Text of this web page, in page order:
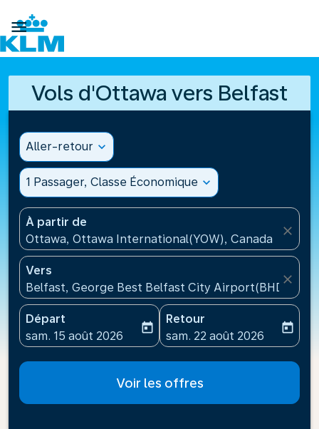

Vols d'Ottawa vers Belfast
Aller-retour expand_more
1 Passager, Classe Économique expand_more
À partir de
Ottawa, Ottawa International(YOW), Canada
close
Vers
Belfast, George Best Belfast City Airport(BHD),
close
Départ
fc-booking-departure-date-aria-label
sam. 15 août 2026
today
Retour
fc-booking-return-date-
sam. 22 août 2026
today
Voir les offres